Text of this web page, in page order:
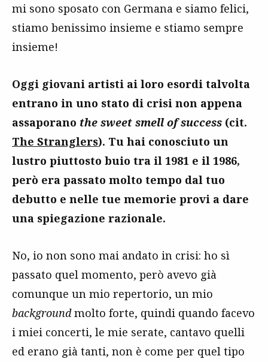
mi sono sposato con Germana e siamo felici,
stiamo benissimo insieme e stiamo sempre
insieme!
Oggi giovani artisti ai loro esordi talvolta
entrano in uno stato di crisi non appena
assaporano the sweet smell of success (cit.
The Stranglers). Tu hai conosciuto un
lustro piuttosto buio tra il 1981 e il 1986,
però era passato molto tempo dal tuo
debutto e nelle tue memorie provi a dare
una spiegazione razionale.
No, io non sono mai andato in crisi: ho sì
passato quel momento, però avevo già
comunque un mio repertorio, un mio
backgroundmolto forte, quindi quando facevo
i miei concerti, le mie serate, cantavo quelli
ed erano già tanti, non è come per quel tipo